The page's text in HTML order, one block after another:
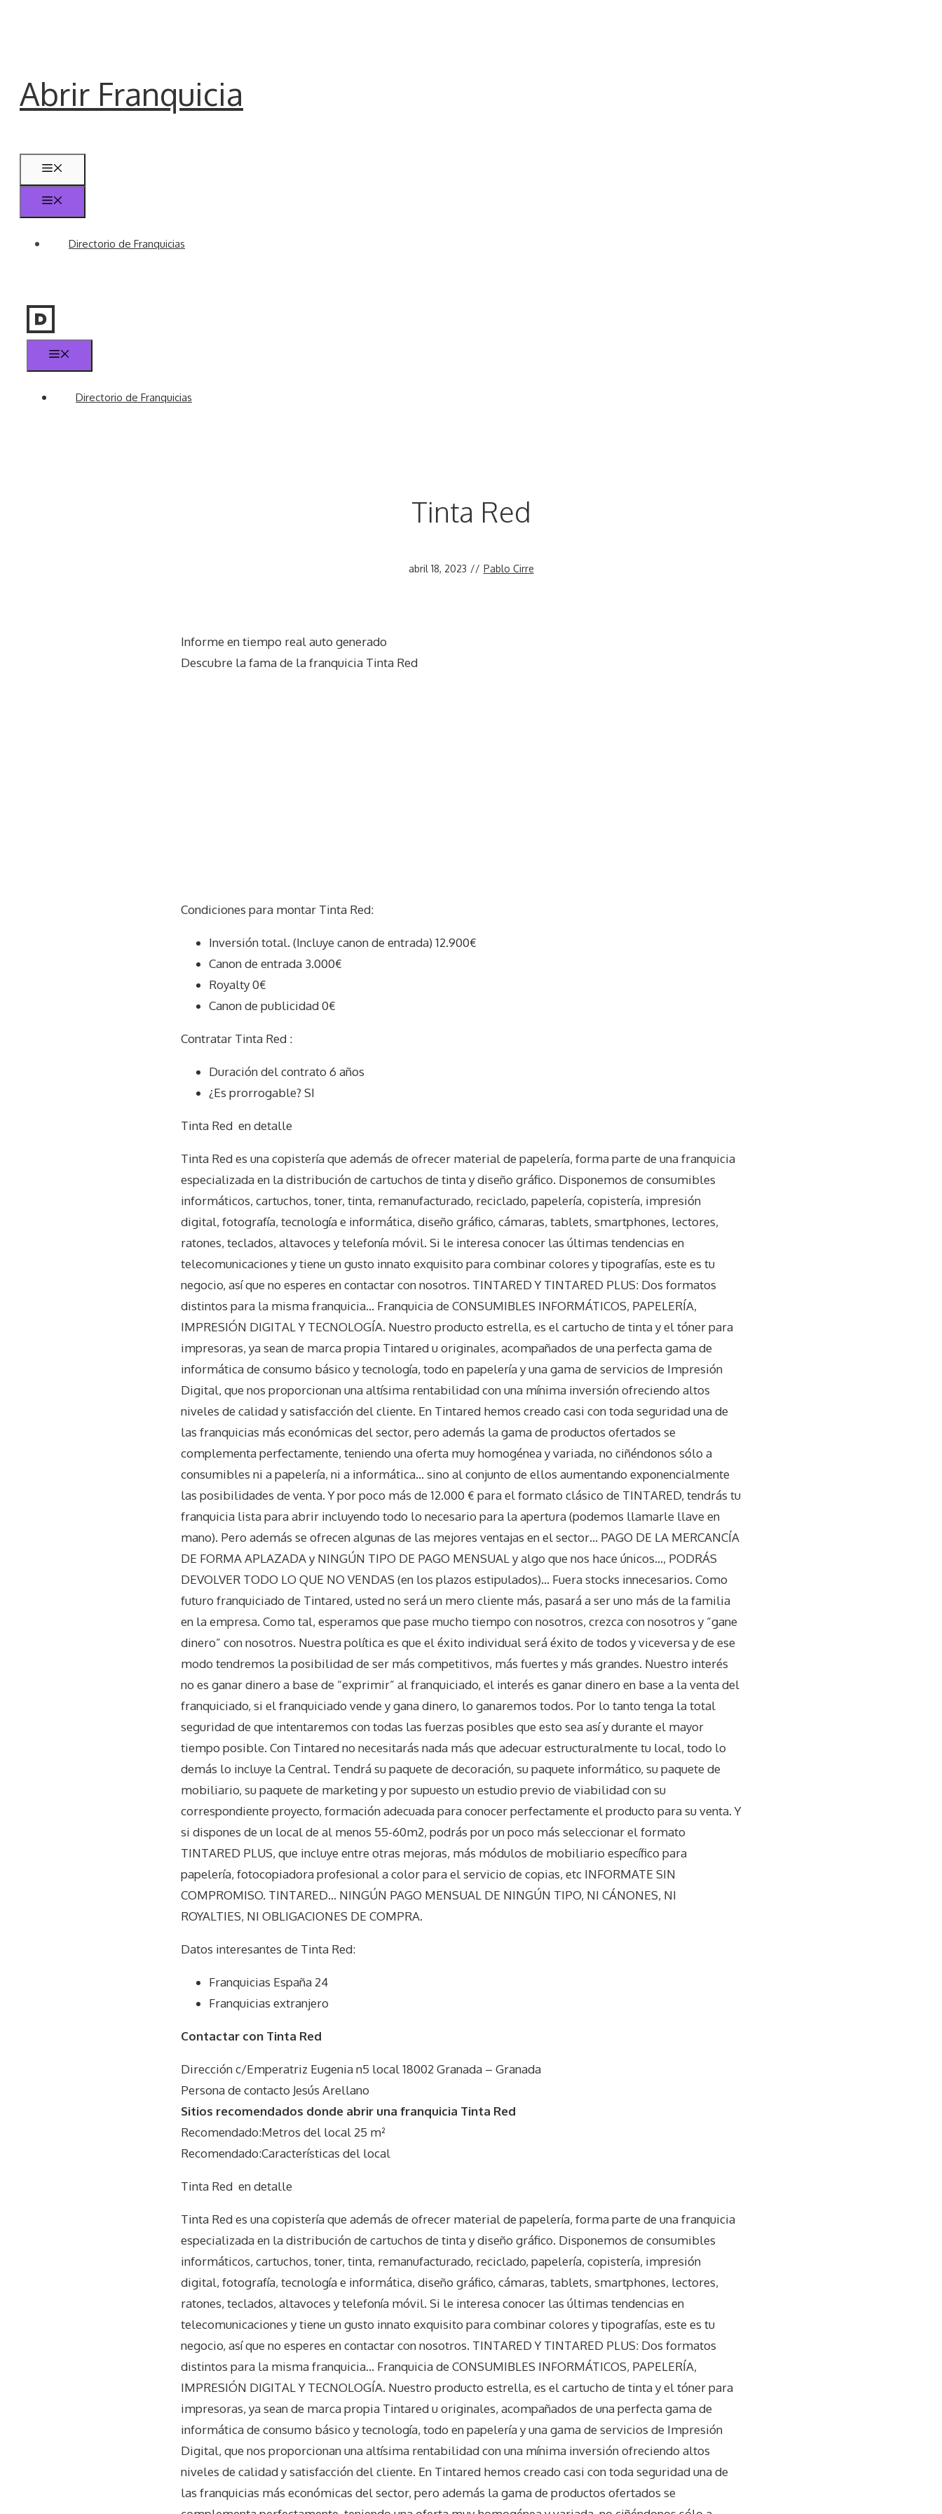
Abrir Franquicia
Directorio de Franquicias
Directorio de Franquicias
Tinta Red
abril 18, 2023 // Pablo Cirre
Informe en tiempo real auto generado
Descubre la fama de la franquicia Tinta Red
Condiciones para montar Tinta Red:
Inversión total. (Incluye canon de entrada) 12.900€
Canon de entrada 3.000€
Royalty 0€
Canon de publicidad 0€
Contratar Tinta Red :
Duración del contrato 6 años
¿Es prorrogable? SI
Tinta Red en detalle
Tinta Red es una copistería que además de ofrecer material de papelería, forma parte de una franquicia
especializada en la distribución de cartuchos de tinta y diseño gráfico. Disponemos de consumibles
informáticos, cartuchos, toner, tinta, remanufacturado, reciclado, papelería, copistería, impresión
digital, fotografía, tecnología e informática, diseño gráfico, cámaras, tablets, smartphones, lectores,
ratones, teclados, altavoces y telefonía móvil. Si le interesa conocer las últimas tendencias en
telecomunicaciones y tiene un gusto innato exquisito para combinar colores y tipografías, este es tu
negocio, así que no esperes en contactar con nosotros. TINTARED Y TINTARED PLUS: Dos formatos
distintos para la misma franquicia… Franquicia de CONSUMIBLES INFORMÁTICOS, PAPELERÍA,
IMPRESIÓN DIGITAL Y TECNOLOGÍA. Nuestro producto estrella, es el cartucho de tinta y el tóner para
impresoras, ya sean de marca propia Tintared u originales, acompañados de una perfecta gama de
informática de consumo básico y tecnología, todo en papelería y una gama de servicios de Impresión
Digital, que nos proporcionan una altísima rentabilidad con una mínima inversión ofreciendo altos
niveles de calidad y satisfacción del cliente. En Tintared hemos creado casi con toda seguridad una de
las franquicias más económicas del sector, pero además la gama de productos ofertados se
complementa perfectamente, teniendo una oferta muy homogénea y variada, no ciñéndonos sólo a
consumibles ni a papelería, ni a informática… sino al conjunto de ellos aumentando exponencialmente
las posibilidades de venta. Y por poco más de 12.000 € para el formato clásico de TINTARED, tendrás tu
franquicia lista para abrir incluyendo todo lo necesario para la apertura (podemos llamarle llave en
mano). Pero además se ofrecen algunas de las mejores ventajas en el sector… PAGO DE LA MERCANCÍA
DE FORMA APLAZADA y NINGÚN TIPO DE PAGO MENSUAL y algo que nos hace únicos…, PODRÁS
DEVOLVER TODO LO QUE NO VENDAS (en los plazos estipulados)… Fuera stocks innecesarios. Como
futuro franquiciado de Tintared, usted no será un mero cliente más, pasará a ser uno más de la familia
en la empresa. Como tal, esperamos que pase mucho tiempo con nosotros, crezca con nosotros y “gane
dinero” con nosotros. Nuestra política es que el éxito individual será éxito de todos y viceversa y de ese
modo tendremos la posibilidad de ser más competitivos, más fuertes y más grandes. Nuestro interés
no es ganar dinero a base de “exprimir” al franquiciado, el interés es ganar dinero en base a la venta del
franquiciado, si el franquiciado vende y gana dinero, lo ganaremos todos. Por lo tanto tenga la total
seguridad de que intentaremos con todas las fuerzas posibles que esto sea así y durante el mayor
tiempo posible. Con Tintared no necesitarás nada más que adecuar estructuralmente tu local, todo lo
demás lo incluye la Central. Tendrá su paquete de decoración, su paquete informático, su paquete de
mobiliario, su paquete de marketing y por supuesto un estudio previo de viabilidad con su
correspondiente proyecto, formación adecuada para conocer perfectamente el producto para su venta. Y
si dispones de un local de al menos 55-60m2, podrás por un poco más seleccionar el formato
TINTARED PLUS, que incluye entre otras mejoras, más módulos de mobiliario específico para
papelería, fotocopiadora profesional a color para el servicio de copias, etc INFORMATE SIN
COMPROMISO. TINTARED… NINGÚN PAGO MENSUAL DE NINGÚN TIPO, NI CÁNONES, NI
ROYALTIES, NI OBLIGACIONES DE COMPRA.
Datos interesantes de Tinta Red:
Franquicias España 24
Franquicias extranjero
Contactar con Tinta Red
Dirección c/Emperatriz Eugenia n5 local 18002 Granada – Granada
Persona de contacto Jesús Arellano
Sitios recomendados donde abrir una franquicia Tinta Red
Recomendado:Metros del local 25 m²
Recomendado:Características del local
Tinta Red en detalle
Tinta Red es una copistería que además de ofrecer material de papelería, forma parte de una franquicia
especializada en la distribución de cartuchos de tinta y diseño gráfico. Disponemos de consumibles
informáticos, cartuchos, toner, tinta, remanufacturado, reciclado, papelería, copistería, impresión
digital, fotografía, tecnología e informática, diseño gráfico, cámaras, tablets, smartphones, lectores,
ratones, teclados, altavoces y telefonía móvil. Si le interesa conocer las últimas tendencias en
telecomunicaciones y tiene un gusto innato exquisito para combinar colores y tipografías, este es tu
negocio, así que no esperes en contactar con nosotros. TINTARED Y TINTARED PLUS: Dos formatos
distintos para la misma franquicia… Franquicia de CONSUMIBLES INFORMÁTICOS, PAPELERÍA,
IMPRESIÓN DIGITAL Y TECNOLOGÍA. Nuestro producto estrella, es el cartucho de tinta y el tóner para
impresoras, ya sean de marca propia Tintared u originales, acompañados de una perfecta gama de
informática de consumo básico y tecnología, todo en papelería y una gama de servicios de Impresión
Digital, que nos proporcionan una altísima rentabilidad con una mínima inversión ofreciendo altos
niveles de calidad y satisfacción del cliente. En Tintared hemos creado casi con toda seguridad una de
las franquicias más económicas del sector, pero además la gama de productos ofertados se